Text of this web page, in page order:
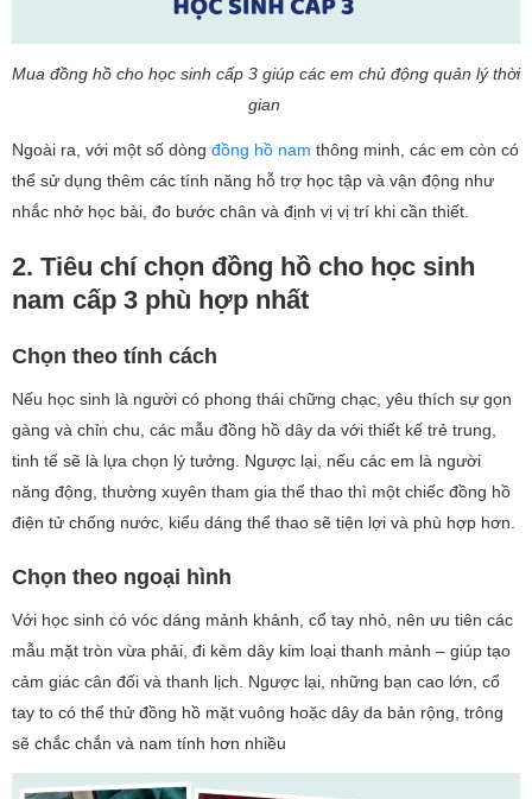
Mua đồng hồ cho học sinh cấp 3 giúp các em chủ động quản lý thời
gian
Ngoài ra, với một số dòng đồng hồ nam thông minh, các em còn có
thể sử dụng thêm các tính năng hỗ trợ học tập và vận động như
nhắc nhở học bài, đo bước chân và định vị vị trí khi cần thiết.
2. Tiêu chí chọn đồng hồ cho học sinh
nam cấp 3 phù hợp nhất
Chọn theo tính cách
Nếu học sinh là người có phong thái chững chạc, yêu thích sự gọn
gàng và chỉn chu, các mẫu đồng hồ dây da với thiết kế trẻ trung,
tinh tế sẽ là lựa chọn lý tưởng. Ngược lại, nếu các em là người
năng động, thường xuyên tham gia thể thao thì một chiếc đồng hồ
điện tử chống nước, kiểu dáng thể thao sẽ tiện lợi và phù hợp hơn.
Chọn theo ngoại hình
Với học sinh có vóc dáng mảnh khảnh, cổ tay nhỏ, nên ưu tiên các
mẫu mặt tròn vừa phải, đi kèm dây kim loại thanh mảnh – giúp tạo
cảm giác cân đối và thanh lịch. Ngược lại, những bạn cao lớn, cổ
tay to có thể thử đồng hồ mặt vuông hoặc dây da bản rộng, trông
sẽ chắc chắn và nam tính hơn nhiều